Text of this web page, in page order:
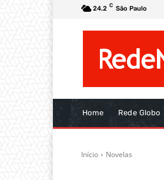
24.2 C São Paulo
Home Rede Globo
Início Novelas